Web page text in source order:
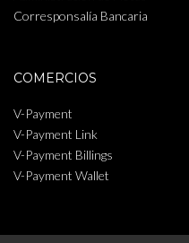
Corresponsalía Bancaria
COMERCIOS
V-Payment
V-Payment Link
V-Payment Billings
V-Payment Wallet